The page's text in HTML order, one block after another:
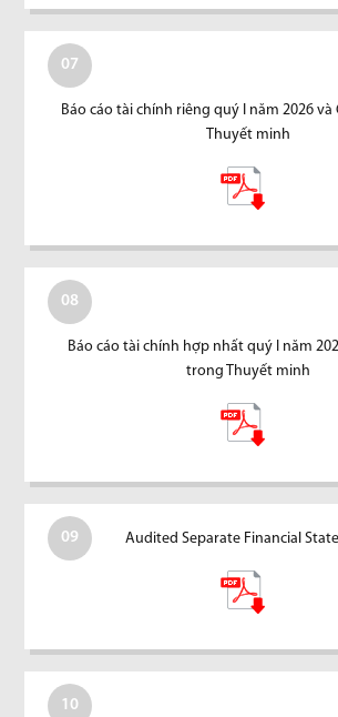
07
Báo cáo tài chính riêng quý I năm 2026
Thuyết minh
08
Báo cáo tài chính hợp nhất quý I năm
trong Thuyết minh
09 Audited Separate Financial
10